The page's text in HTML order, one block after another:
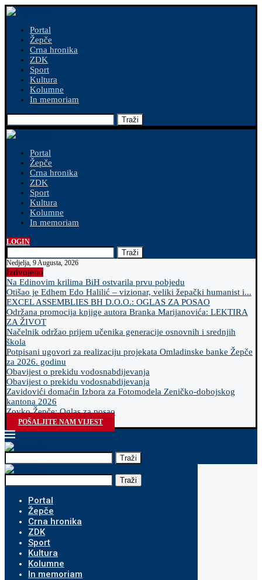
Portal
Žepče
Crna hronika
ZDK
Sport
Kultura
Kolumne
In memoriam
Traži
Portal
Žepče
Crna hronika
ZDK
Sport
Kultura
Kolumne
In memoriam
LOGIN
Traži
Nedjelja, 9 Augusta, 2026
Izdvojeno
Na Edinovim krilima BiH ostvarila prvu pobjedu
Otišao je Edhem Edo Halilić – vizionar, veliki žepački humanist i...
EXCEL ASSEMBLIES BH D.O.O.: OGLAS ZA POSAO
Održana promocija knjige autora Branka Marijanovića: LEKTIRA
ZA ŽIVOT
Načelnik održao prijem učenika generacije osnovnih i srednjih
škola
Potpisani ugovori za realizaciju projekata Omladinske banke Žepče
za 2026. godinu
Obavijest o prekidu vodosnabdijevanja
Obavijest o prekidu vodosnabdijevanja
Zavidovići domaćin Izbora za Fotomodela Zeničko-dobojskog
kantona 2026
Zovko Žepče: Oglas za posao
POŠALJITE NAM VIJEST
Traži
Traži
Portal
Žepče
Crna hronika
ZDK
Sport
Kultura
Kolumne
In memoriam